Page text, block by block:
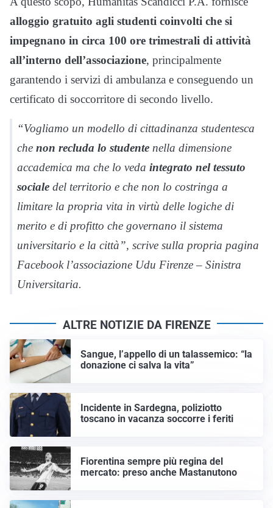
alloggio gratuito agli studenti coinvolti che si
impegnano in circa 100 ore trimestrali di attività
all’interno dell’associazione, principalmente
garantendo i servizi di ambulanza e conseguendo un
certificato di soccorritore di secondo livello.
“Vogliamo un modello di cittadinanza studentesca
che non recluda lo studente nella dimensione
accademica ma che lo veda integrato nel tessuto
sociale del territorio e che non lo costringa a
limitare la propria vita in virtù delle logiche di
merito e di profitto che governano il sistema
universitario e la città”, scrive sulla propria pagina
Facebook l’associazione Udu Firenze – Sinistra
Universitaria.
ALTRE NOTIZIE DA FIRENZE
Sangue, l’appello di un talassemico: “la
donazione ci salva la vita”
Incidente in Sardegna, poliziotto
toscano in vacanza soccorre i feriti
Fiorentina sempre più regina del
mercato: preso anche Mastanutono